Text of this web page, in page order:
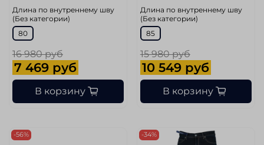
Длина по внутреннему шву
(Без категории)
80
16 980 руб
7 469 руб
В корзину
Длина по внутреннему шву
(Без категории)
85
15 980 руб
10 549 руб
В корзину
-56% -34%